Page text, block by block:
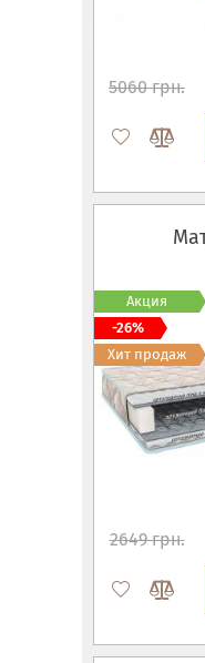
5060 грн.
2649 грн.
Акция
-26%
Хит продаж